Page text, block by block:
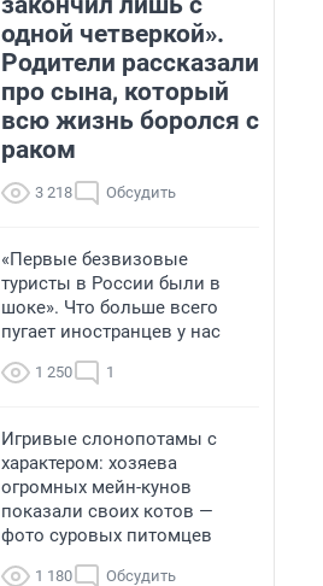
одной четверкой».
Родители рассказали
про сына, который
всю жизнь боролся с
раком
3 218 Обсудить
«Первые безвизовые
туристы в России были в
шоке». Что больше всего
пугает иностранцев у нас
1 250 1
Игривые слонопотамы с
характером: хозяева
огромных мейн-кунов
показали своих котов —
фото суровых питомцев
1 180 Обсудить